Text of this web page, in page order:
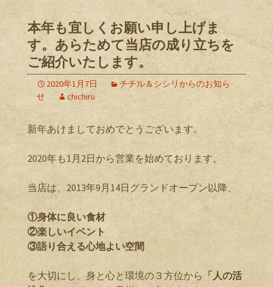
本年も宜しくお願い申し上げま
す。あらためて当店の成り立ちを
ご紹介いたします。
2020年1月7日
チチル＆シシリからのお知ら
せ
chichiru
新年あけましておめでとうございます。
2020年も1月2日から営業を始めております。
当店は、2013年9月14日グランドオープン以降、
①身体に良い食材
②楽しいイベント
③語り合える心地よい空間
を大切にし、身と心と環境の３方位から 「人の活